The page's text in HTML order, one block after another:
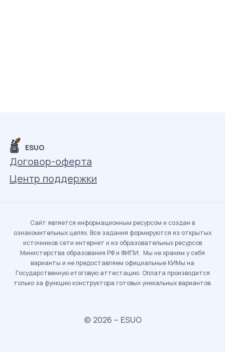
ESUO
Договор-оферта
Центр поддержки
Сайт является информационным ресурсом и создан в
ознакомительных целях. Все задания формируются из открытых
источников сети интернет и из образовательных ресурсов
Министерства образования РФ и ФИПИ. Мы не храним у себя
варианты и не предоставляем официальные КИМы на
Государственную итоговую аттестацию. Оплата производится
только за функцию конструктора готовых уникальных вариантов.
© 2026 – ESUO